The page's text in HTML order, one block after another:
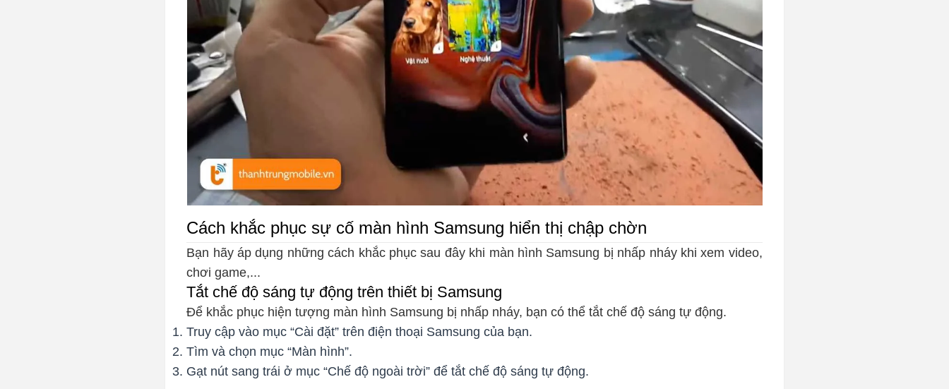
Cách khắc phục sự cố màn hình Samsung hiển thị chập chờn
Bạn hãy áp dụng những cách khắc phục sau đây khi màn hình Samsung bị nhấp nháy khi xem video,
chơi game,...
Tắt chế độ sáng tự động trên thiết bị Samsung
Để khắc phục hiện tượng màn hình Samsung bị nhấp nháy, bạn có thể tắt chế độ sáng tự động.
Truy cập vào mục “Cài đặt” trên điện thoại Samsung của bạn.
Tìm và chọn mục “Màn hình”.
Gạt nút sang trái ở mục “Chế độ ngoài trời” để tắt chế độ sáng tự động.